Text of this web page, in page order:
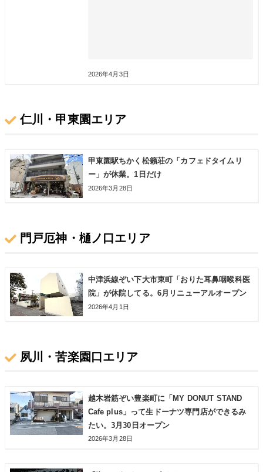
2026年4月3日
仁川・甲東園エリア
甲東園駅ちかく松籟荘の「カフェドタイムリ
ー」が休業。1日だけ
2026年3月28日
門戸厄神・樋ノ口エリア
中津浜線ぞい下大市東町「おりた耳鼻咽喉科医
院」が休院してる。6月リニューアルオープン
2026年4月1日
夙川・苦楽園口エリア
越木岩筋ぞい豊楽町に「MY DONUT STAND
Cafe plus」って生ドーナツ専門店ができるみ
たい。3月30日オープン
2026年3月28日